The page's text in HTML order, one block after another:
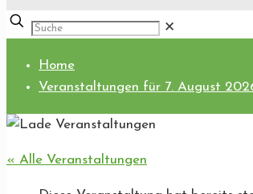
✕
Home
Veranstaltungen für 7. August
« Alle Veranstaltungen